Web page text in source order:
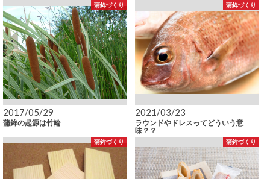
蒲鉾づくり
2017/05/29
蒲鉾の起源は竹輪
蒲鉾づくり
2021/03/23
ラウンドやドレスってどういう意
味？？
蒲鉾づくり 蒲鉾づくり